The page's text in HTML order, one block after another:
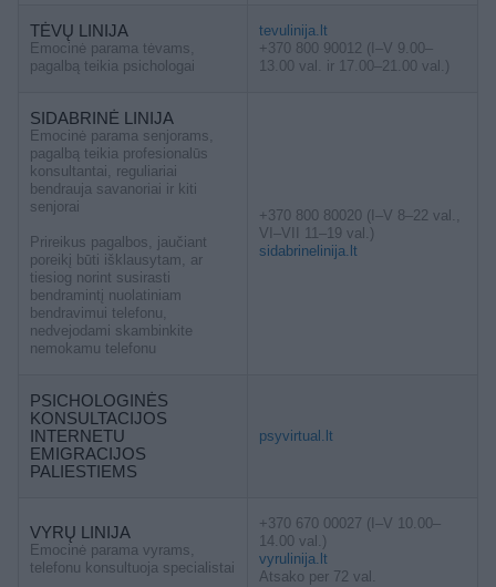
TĖVŲ LINIJA
Emocinė parama tėvams,
pagalbą teikia psichologai
tevulinija.lt
+370 800 90012 (I–V 9.00–
13.00 val. ir 17.00–21.00 val.)
SIDABRINĖ LINIJA
Emocinė parama senjorams,
pagalbą teikia profesionalūs
konsultantai, reguliariai
bendrauja savanoriai ir kiti
senjorai
Prireikus pagalbos, jaučiant
poreikį būti išklausytam, ar
tiesiog norint susirasti
bendramintį nuolatiniam
bendravimui telefonu,
nedvejodami skambinkite
nemokamu telefonu
+370 800 80020 (I–V 8–22 val.,
VI–VII 11–19 val.)
sidabrinelinija.lt
PSICHOLOGINĖS
KONSULTACIJOS
INTERNETU
EMIGRACIJOS
PALIESTIEMS
psyvirtual.lt
VYRŲ LINIJA
Emocinė parama vyrams,
telefonu konsultuoja specialistai
+370 670 00027 (I–V 10.00–
14.00 val.)
vyrulinija.lt
Atsako per 72 val.